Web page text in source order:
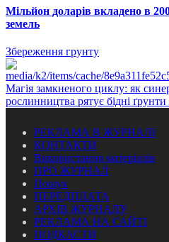
Мільйон доларів вкладено в
земель
Збереження грунту
Магія замкненого циклу: як
рослинництва рятує бідні
РЕКЛАМА В ЖУРНАЛІ
КОНТАКТИ
Використання матеріалів
ПРО ЖУРНАЛ
Пошук
ПЕРЕДПЛАТА
АРХІВ ЖУРНАЛУ
РЕКЛАМА НА САЙТІ
ПОДКАСТИ